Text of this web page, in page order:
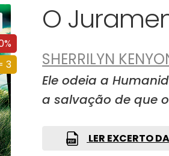
3
O
SHERRILYN
Ele odeia a
a salvação de que
LER EXCERTO